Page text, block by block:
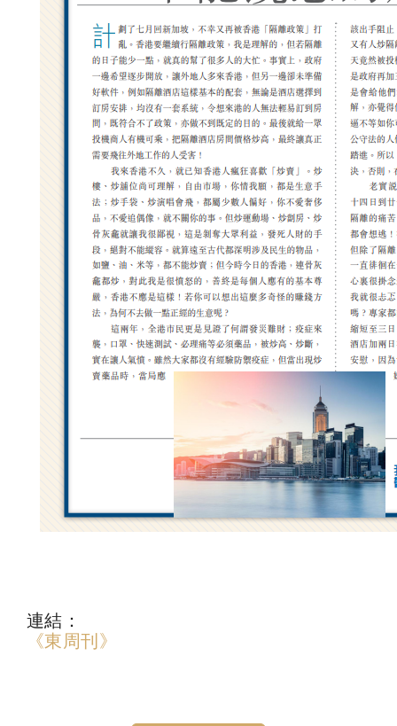
連結：
《東周刊》